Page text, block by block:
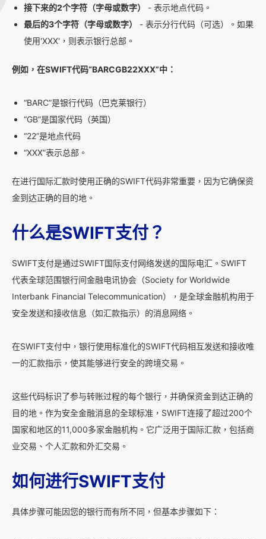
接下来的2个字符（字母或数字）
- 表示地点代码。
最后的3个字符（字母或数字）
- 表示分行代码（可选）。如果
使用'XXX'，则表示银行总部。
例如，在SWIFT代码“BARCGB22XXX”中：
“BARC”是银行代码（巴克莱银行）
“GB”是国家代码（英国）
“22”是地点代码
“XXX”表示总部。
在进行国际汇款时使用正确的SWIFT代码非常重要，因为它确保资
金到达正确的目的地。
什么是SWIFT支付？
SWIFT支付是通过SWIFT国际支付网络发送的国际电汇。SWIFT
代表全球范围银行间金融电讯协会（Society for Worldwide
Interbank Financial Telecommunication），是全球金融机构用于
安全发送和接收信息（如汇款指示）的消息网络。
在SWIFT支付中，银行使用标准化的SWIFT代码相互发送和接收唯
一的汇款指示，使其能够进行安全的跨境交易。
这些代码标识了参与转账过程的每个银行，并确保资金到达正确的
目的地。作为安全金融消息的全球标准，SWIFT连接了超过200个
国家和地区的11,000多家金融机构。它广泛用于国际汇款，包括商
业交易、个人汇款和外汇交易。
如何进行SWIFT支付
具体步骤可能因您的银行而有所不同，但基本步骤如下：